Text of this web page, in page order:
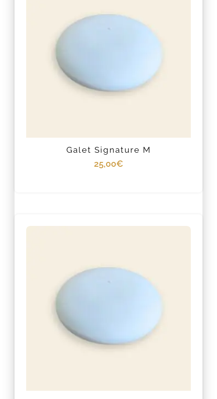
Galet Signature M
25,00€